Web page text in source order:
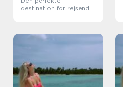
destination for rejsende